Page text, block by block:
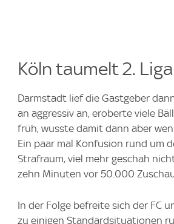
Köln taumelt 2.
Darmstadt lief die Gastgeber
an aggressiv an, eroberte viele
früh, wusste damit dann aber
Ein paar mal Konfusion rund um
Strafraum, viel mehr geschah
zehn Minuten vor 50.000
In der Folge befreite sich der FC
zu einigen Standardsituationen